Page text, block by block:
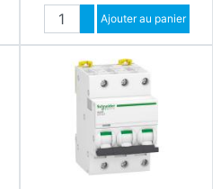
Quantité
Augmenter quantité
Diminuer quantité
Ajouter au panier